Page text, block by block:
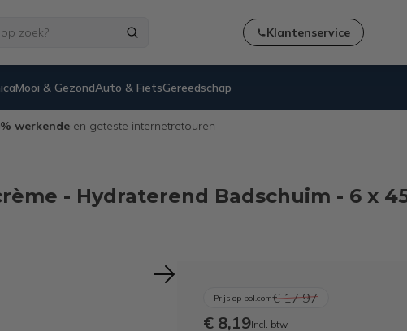
Klantenservice
Mooi & GezondAuto & FietsGereedschap
werkendeen geteste internetretouren
- Hydraterend Badschuim - 6 x
Prijs op bol.com€ 17,97
€ 8,19Incl. btw